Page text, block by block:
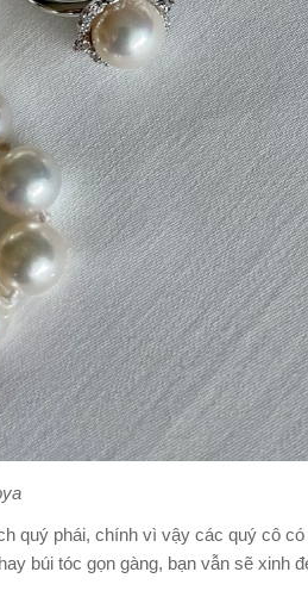
quý phái, chính vì vậy các quý cô
búi tóc gọn gàng, bạn vẫn sẽ